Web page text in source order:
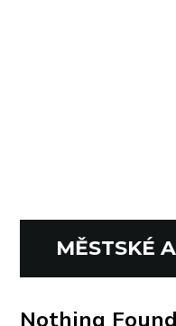
MĚSTSKÉ
Nothing Found